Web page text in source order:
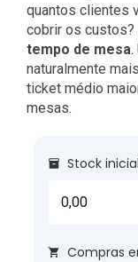
quantos clientes
cobrir os
tempo de mesa
naturalmente
ticket médio
mesas.
Stock
Compras